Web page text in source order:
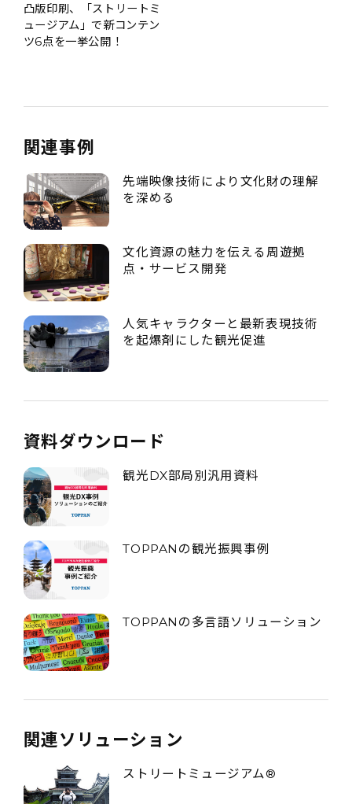
凸版印刷、「ストリートミ
ュージアム」で新コンテン
ツ6点を一挙公開！
関連事例
先端映像技術により文化財の理解
を深める
文化資源の魅力を伝える周遊拠
点・サービス開発
人気キャラクターと最新表現技術
を起爆剤にした観光促進
資料ダウンロード
観光DX部局別汎用資料
TOPPANの観光振興事例
TOPPANの多言語ソリューション
関連ソリューション
ストリートミュージアム®